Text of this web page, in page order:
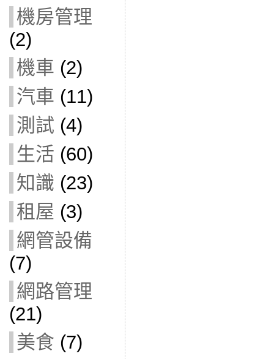
機房管理
(2)
機車 (2)
汽車 (11)
測試 (4)
生活 (60)
知識 (23)
租屋 (3)
網管設備
(7)
網路管理
(21)
美食 (7)